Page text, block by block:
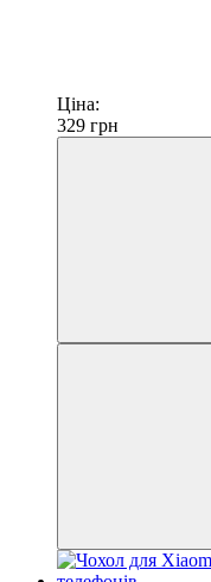
Ціна:
329 грн